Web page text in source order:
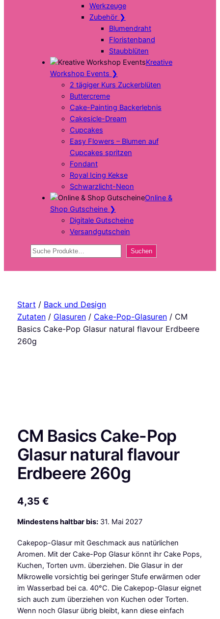
Werkzeuge
Zubehör ❯
Blumendraht
Floristenband
Staubblüten
Kreative
Workshop Events ❯
2 tägiger Kurs Zuckerblüten
Buttercreme
Cake-Painting Backerlebnis
Cakesicle-Dream
Cupcakes
Easy Flowers – Blumen auf
Cupcakes spritzen
Fondant
Royal Icing Kekse
Schwarzlicht-Neon
Online &
Shop Gutscheine ❯
Digitale Gutscheine
Versandgutschein
Suchen Suchen
Start / Back und Design
Zutaten/ Glasuren/ Cake-Pop-Glasuren/ CM
Basics Cake-Pop Glasur natural flavour Erdbeere
260g
CM Basics Cake-Pop
Glasur natural flavour
Erdbeere 260g
4,35 €
Mindestens haltbar bis:31. Mai 2027
Cakepop-Glasur mit Geschmack aus natürlichen
Aromen. Mit der Cake-Pop Glasur könnt ihr Cake Pops,
Kuchen, Torten uvm. überziehen. Die Glasur in der
Mikrowelle vorsichtig bei geringer Stufe erwärmen oder
im Wasserbad bei ca. 40°C. Die Cakepop-Glasur eignet
sich auch zum überziehen von Kuchen oder Torten.
Wenn noch Glasur übrig bleibt, kann diese einfach